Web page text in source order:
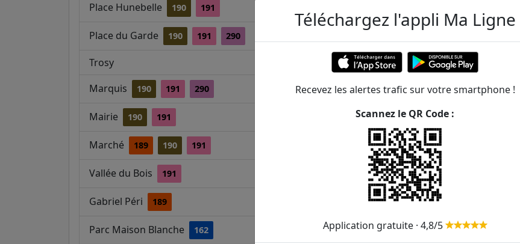
Place Hunebelle 190 191
Place du Garde 190 191 290 224m
Trosy 270m
Marquis 190 191 290 375m
Mairie 190 191
Marché 189 190 191
Vallée du Bois 191
Gabriel Péri 189
Parc Maison Blanche 162 649m
Téléchargez l'appli Ma Ligne
Recevez les alertes trafic sur votre smartphone !
Scannez le QR Code :
Application gratuite · 4,8/5